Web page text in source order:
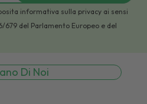
informativa sulla privacy ai sensi
679 del Parlamento Europeo e del
Di Noi